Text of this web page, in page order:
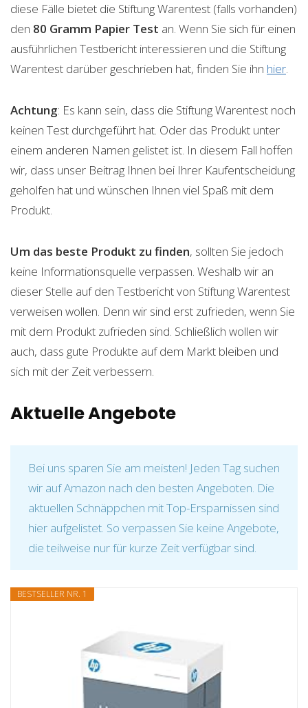
diese Fälle bietet die Stiftung Warentest (falls vorhanden)
den 80 Gramm Papier Test an. Wenn Sie sich für einen
ausführlichen Testbericht interessieren und die Stiftung
Warentest darüber geschrieben hat, finden Sie ihn hier.
Achtung: Es kann sein, dass die Stiftung Warentest noch
keinen Test durchgeführt hat. Oder das Produkt unter
einem anderen Namen gelistet ist. In diesem Fall hoffen
wir, dass unser Beitrag Ihnen bei Ihrer Kaufentscheidung
geholfen hat und wünschen Ihnen viel Spaß mit dem
Produkt.
Um das beste Produkt zu finden, sollten Sie jedoch
keine Informationsquelle verpassen. Weshalb wir an
dieser Stelle auf den Testbericht von Stiftung Warentest
verweisen wollen. Denn wir sind erst zufrieden, wenn Sie
mit dem Produkt zufrieden sind. Schließlich wollen wir
auch, dass gute Produkte auf dem Markt bleiben und
sich mit der Zeit verbessern.
Aktuelle Angebote
Bei uns sparen Sie am meisten! Jeden Tag suchen
wir auf Amazon nach den besten Angeboten. Die
aktuellen Schnäppchen mit Top-Ersparnissen sind
hier aufgelistet. So verpassen Sie keine Angebote,
die teilweise nur für kurze Zeit verfügbar sind.
BESTSELLER NR. 1